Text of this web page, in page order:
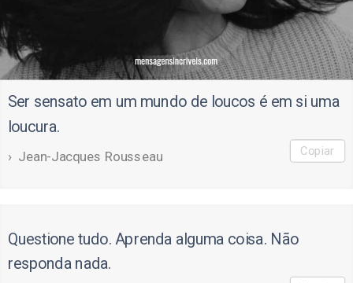
Ser sensato em um mundo de loucos é em si uma
loucura.
Jean-Jacques Rousseau Copiar
Questione tudo. Aprenda alguma coisa. Não
responda nada.